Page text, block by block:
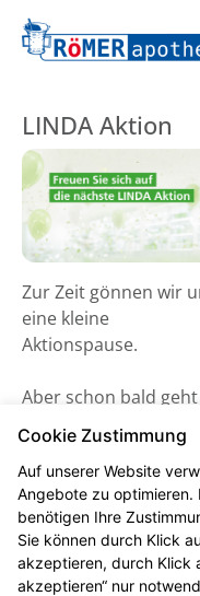
LINDA Aktion
Zur Zeit gönnen wir
eine kleine
Aktionspause.
Aber schon bald geht
wieder los! Schauen
gerne ab dem 02. Juni
2026 vorbei und
entdecken Sie neue
Aktionsprodukte und
das nächste
Gewinnspiel.
Cookie Zustimmung
Auf unserer Website
Angebote zu optimieren.
benötigen Ihre
Sie können durch Klick
akzeptieren, durch Klick
akzeptieren“ nur